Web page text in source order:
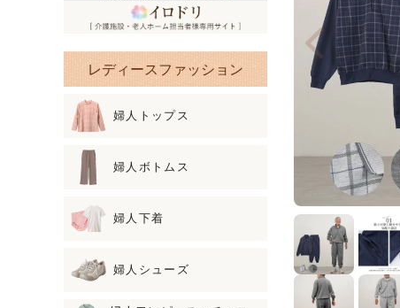
レディースファッション
婦人トップス
婦人ボトムス
婦人下着
婦人シューズ